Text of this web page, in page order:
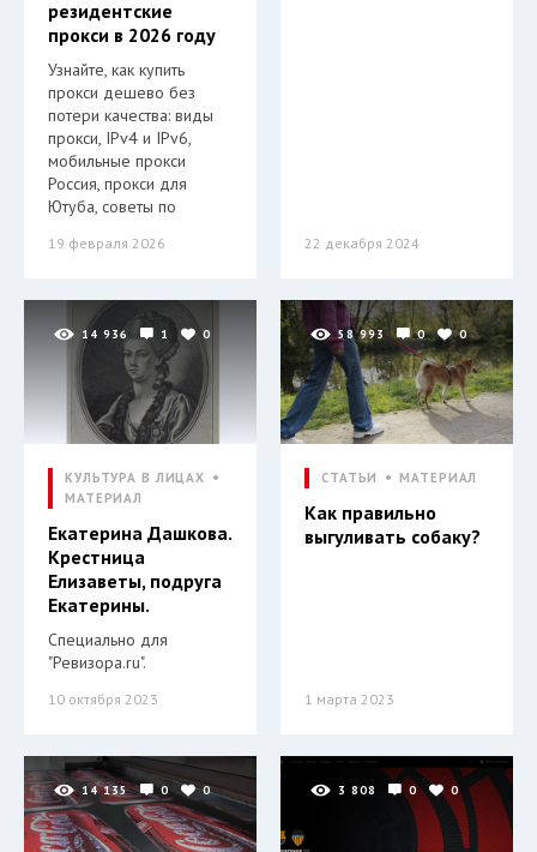
резидентские
прокси в 2026 году
Узнайте, как купить
прокси дешево без
потери качества: виды
прокси, IPv4 и IPv6,
мобильные прокси
Россия, прокси для
Ютуба, советы по
19 февраля 2026 22 декабря 2024
14 936 1 0
КУЛЬТУРА В ЛИЦАХ
МАТЕРИАЛ
Екатерина Дашкова.
Крестница
Елизаветы, подруга
Екатерины.
Специально для
"Ревизора.ru".
10 октября 2023
58 993 0 0
СТАТЬИ МАТЕРИАЛ
Как правильно
выгуливать собаку?
1 марта 2023
14 135 0 0 3 808 0 0